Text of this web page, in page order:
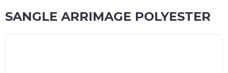
SANGLE ARRIMAGE POLYESTER